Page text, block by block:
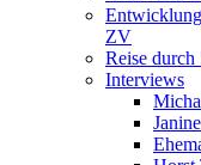
ZV
Reise
Interviews